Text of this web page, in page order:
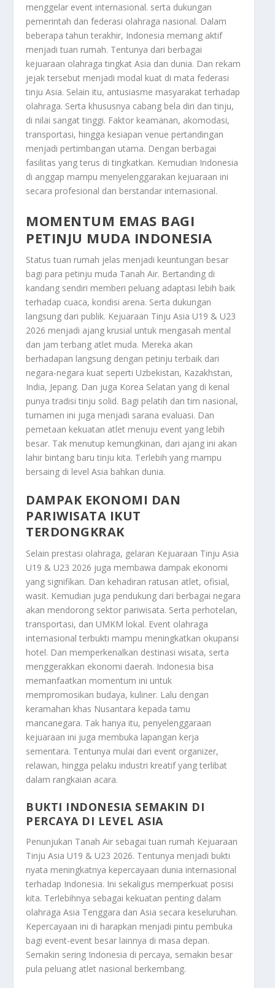
menggelar event internasional. serta dukungan
pemerintah dan federasi olahraga nasional. Dalam
beberapa tahun terakhir, Indonesia memang aktif
menjadi tuan rumah. Tentunya dari berbagai
kejuaraan olahraga tingkat Asia dan dunia. Dan rekam
jejak tersebut menjadi modal kuat di mata federasi
tinju Asia. Selain itu, antusiasme masyarakat terhadap
olahraga. Serta khususnya cabang bela diri dan tinju,
di nilai sangat tinggi. Faktor keamanan, akomodasi,
transportasi, hingga kesiapan venue pertandingan
menjadi pertimbangan utama. Dengan berbagai
fasilitas yang terus di tingkatkan. Kemudian Indonesia
di anggap mampu menyelenggarakan kejuaraan ini
secara profesional dan berstandar internasional.
MOMENTUM EMAS BAGI
PETINJU MUDA INDONESIA
Status tuan rumah jelas menjadi keuntungan besar
bagi para petinju muda Tanah Air. Bertanding di
kandang sendiri memberi peluang adaptasi lebih baik
terhadap cuaca, kondisi arena. Serta dukungan
langsung dari publik. Kejuaraan Tinju Asia U19 & U23
2026 menjadi ajang krusial untuk mengasah mental
dan jam terbang atlet muda. Mereka akan
berhadapan langsung dengan petinju terbaik dari
negara-negara kuat seperti Uzbekistan, Kazakhstan,
India, Jepang. Dan juga Korea Selatan yang di kenal
punya tradisi tinju solid. Bagi pelatih dan tim nasional,
turnamen ini juga menjadi sarana evaluasi. Dan
pemetaan kekuatan atlet menuju event yang lebih
besar. Tak menutup kemungkinan, dari ajang ini akan
lahir bintang baru tinju kita. Terlebih yang mampu
bersaing di level Asia bahkan dunia.
DAMPAK EKONOMI DAN
PARIWISATA IKUT
TERDONGKRAK
Selain prestasi olahraga, gelaran Kejuaraan Tinju Asia
U19 & U23 2026 juga membawa dampak ekonomi
yang signifikan. Dan kehadiran ratusan atlet, ofisial,
wasit. Kemudian juga pendukung dari berbagai negara
akan mendorong sektor pariwisata. Serta perhotelan,
transportasi, dan UMKM lokal. Event olahraga
internasional terbukti mampu meningkatkan okupansi
hotel. Dan memperkenalkan destinasi wisata, serta
menggerakkan ekonomi daerah. Indonesia bisa
memanfaatkan momentum ini untuk
mempromosikan budaya, kuliner. Lalu dengan
keramahan khas Nusantara kepada tamu
mancanegara. Tak hanya itu, penyelenggaraan
kejuaraan ini juga membuka lapangan kerja
sementara. Tentunya mulai dari event organizer,
relawan, hingga pelaku industri kreatif yang terlibat
dalam rangkaian acara.
BUKTI INDONESIA SEMAKIN DI
PERCAYA DI LEVEL ASIA
Penunjukan Tanah Air sebagai tuan rumah Kejuaraan
Tinju Asia U19 & U23 2026. Tentunya menjadi bukti
nyata meningkatnya kepercayaan dunia internasional
terhadap Indonesia. Ini sekaligus memperkuat posisi
kita. Terlebihnya sebagai kekuatan penting dalam
olahraga Asia Tenggara dan Asia secara keseluruhan.
Kepercayaan ini di harapkan menjadi pintu pembuka
bagi event-event besar lainnya di masa depan.
Semakin sering Indonesia di percaya, semakin besar
pula peluang atlet nasional berkembang.